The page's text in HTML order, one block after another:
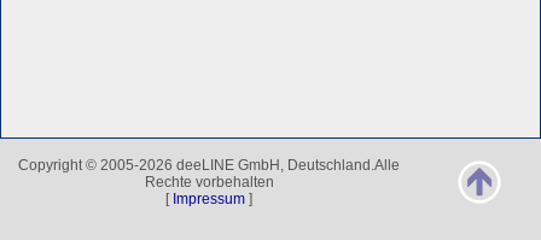
Copyright © 2005-2026 deeLINE GmbH, Deutschland.Alle
Rechte vorbehalten
[ Impressum ]